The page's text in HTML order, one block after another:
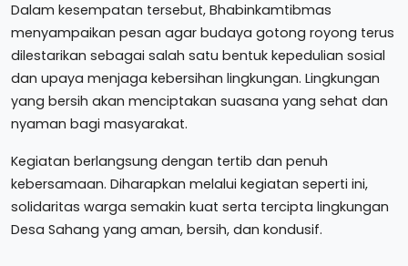
Dalam kesempatan tersebut, Bhabinkamtibmas
menyampaikan pesan agar budaya gotong royong terus
dilestarikan sebagai salah satu bentuk kepedulian sosial
dan upaya menjaga kebersihan lingkungan. Lingkungan
yang bersih akan menciptakan suasana yang sehat dan
nyaman bagi masyarakat.
Kegiatan berlangsung dengan tertib dan penuh
kebersamaan. Diharapkan melalui kegiatan seperti ini,
solidaritas warga semakin kuat serta tercipta lingkungan
Desa Sahang yang aman, bersih, dan kondusif.